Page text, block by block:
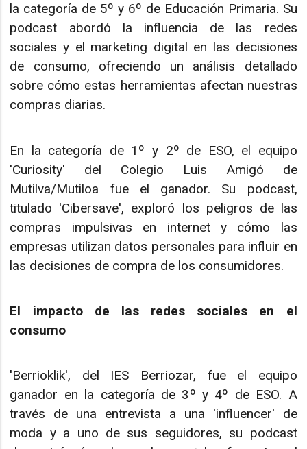
la categoría de 5º y 6º de Educación Primaria. Su
podcast abordó la influencia de las redes
sociales y el marketing digital en las decisiones
de consumo, ofreciendo un análisis detallado
sobre cómo estas herramientas afectan nuestras
compras diarias.
En la categoría de 1º y 2º de ESO, el equipo
'Curiosity' del Colegio Luis Amigó de
Mutilva/Mutiloa fue el ganador. Su podcast,
titulado 'Cibersave', exploró los peligros de las
compras impulsivas en internet y cómo las
empresas utilizan datos personales para influir en
las decisiones de compra de los consumidores.
El impacto de las redes sociales en el
consumo
'Berrioklik', del IES Berriozar, fue el equipo
ganador en la categoría de 3º y 4º de ESO. A
través de una entrevista a una 'influencer' de
moda y a uno de sus seguidores, su podcast